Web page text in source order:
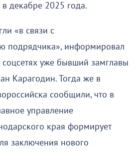
декабре 2025 года.
«в связи с
подрядчика», информировал
уже бывший замглавы
Карагодин. Тогда же в
сообщили, что в
управление
края формирует
заключения нового